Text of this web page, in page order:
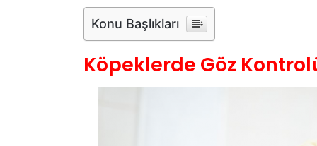
Konu Başlıkları
Köpeklerde Göz